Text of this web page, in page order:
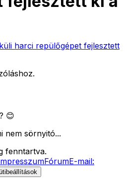
harci repülőgépet fejlesztett
😊
nem sörnyitó...
fenntartva.
FórumE-mail: